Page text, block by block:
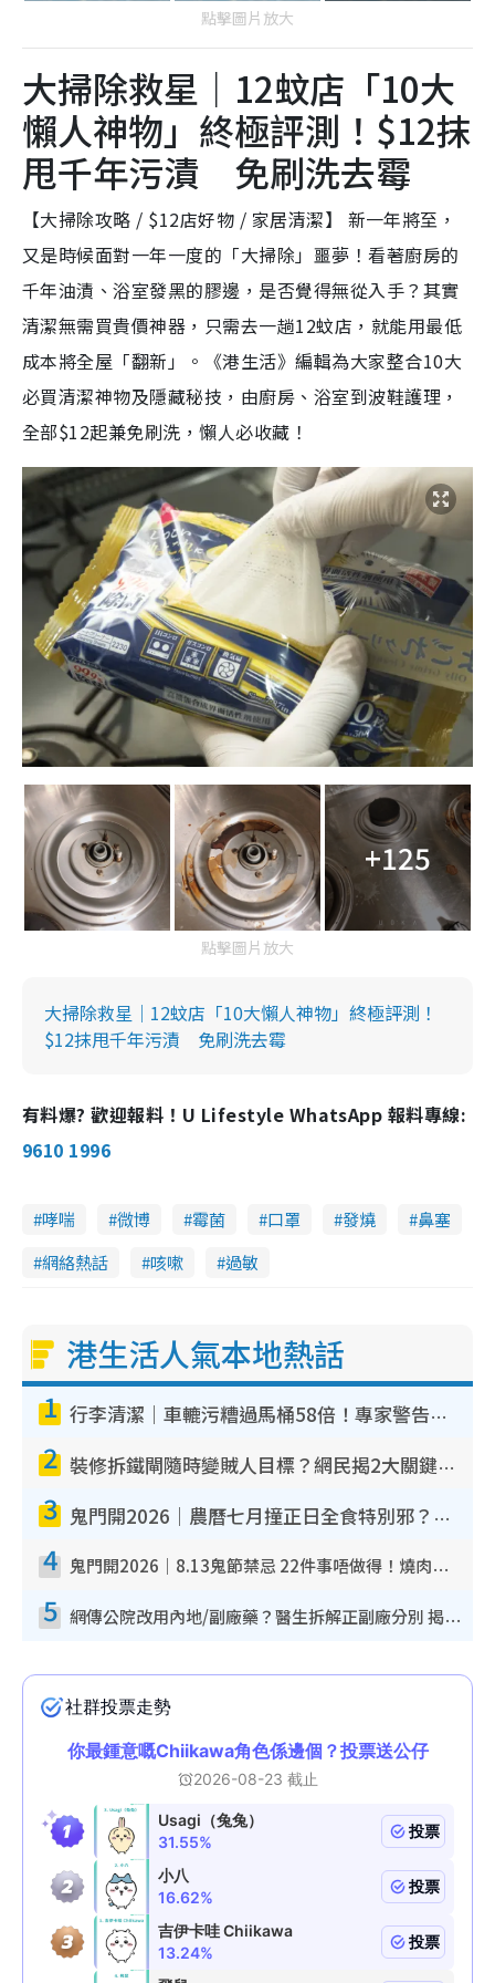
點擊圖片放大
大掃除救星｜12蚊店「10大
懶人神物」終極評測！$12抹
甩千年污漬 免刷洗去霉
【大掃除攻略 / $12店好物 / 家居清潔】 新一年將至，
又是時候面對一年一度的「大掃除」噩夢！看著廚房的
千年油漬、浴室發黑的膠邊，是否覺得無從入手？其實
清潔無需買貴價神器，只需去一趟12蚊店，就能用最低
成本將全屋「翻新」。《港生活》編輯為大家整合10大
必買清潔神物及隱藏秘技，由廚房、浴室到波鞋護理，
全部$12起兼免刷洗，懶人必收藏！
+125
點擊圖片放大
大掃除救星｜12蚊店「10大懶人神物」終極評測！
$12抹甩千年污漬 免刷洗去霉
有料爆? 歡迎報料！U Lifestyle WhatsApp 報料專線:
9610 1996
哮喘 微博 霉菌 口罩 發燒
鼻塞
網絡熱話
咳嗽 過敏
港生活人氣本地熱話
1 行李清潔｜車轆污糟過馬桶58倍！專家警告忌用酒精抹 教1招免污手除菌
2 裝修拆鐵閘隨時變賊人目標？網民揭2大關鍵用途：裝新式等於白裝？附新舊鐵閘分別
3 鬼門開2026｜農曆七月撞正日全食特別邪？專家警告切忌做一事！揭4大禁忌+2招保平安
4 鬼門開2026｜8.13鬼節禁忌 22件事唔做得！燒肉、刺身要少食？半夜勿吹口哨/打呢個電話
5 網傳公院改用內地/副廠藥？醫生拆解正副廠分別 揭4類人換藥隨時出事